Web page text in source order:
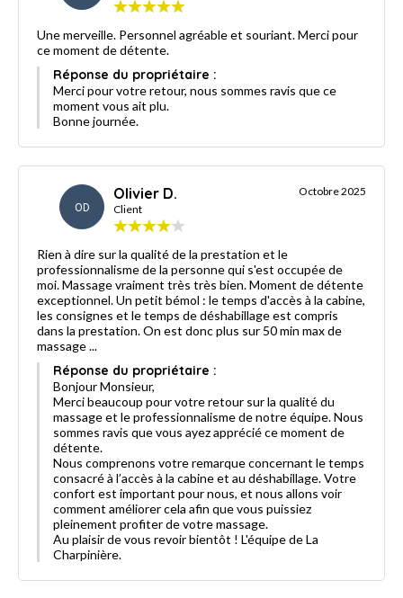
Une merveille. Personnel agréable et souriant. Merci pour
ce moment de détente.
Réponse du propriétaire :
Merci pour votre retour, nous sommes ravis que ce
moment vous ait plu.
Bonne journée.
OD
Olivier D.
Client
Octobre 2025
Rien à dire sur la qualité de la prestation et le
professionnalisme de la personne qui s'est occupée de
moi. Massage vraiment très très bien. Moment de détente
exceptionnel. Un petit bémol : le temps d'accès à la cabine,
les consignes et le temps de déshabillage est compris
dans la prestation. On est donc plus sur 50 min max de
massage ...
Réponse du propriétaire :
Bonjour Monsieur,
Merci beaucoup pour votre retour sur la qualité du
massage et le professionnalisme de notre équipe. Nous
sommes ravis que vous ayez apprécié ce moment de
détente.
Nous comprenons votre remarque concernant le temps
consacré à l’accès à la cabine et au déshabillage. Votre
confort est important pour nous, et nous allons voir
comment améliorer cela afin que vous puissiez
pleinement profiter de votre massage.
Au plaisir de vous revoir bientôt ! L'équipe de La
Charpinière.